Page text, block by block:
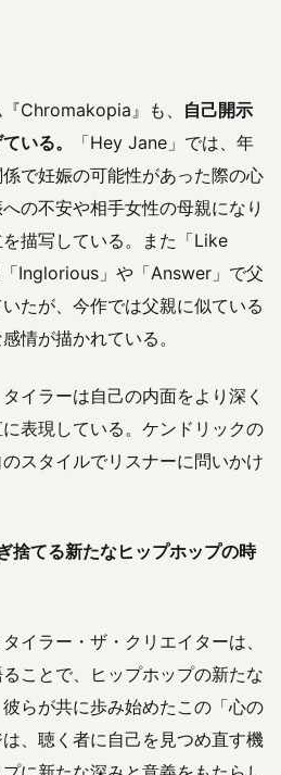
Chromakopia』も、 自己開示
いる。
「Hey Jane」では、年
で妊娠の可能性があった際の心
の不安や相手女性の母親になり
描写している。また「Like
Inglorious」や「Answer」で父
たが、今作では父親に似ている
情が描かれている。
イラーは自己の内面をより深く
表現している。ケンドリックの
スタイルでリスナーに問いかけ
捨てる新たなヒップホップの時
イラー・ザ・クリエイターは、
ことで、ヒップホップの新たな
らが共に歩み始めたこの「心の
、聴く者に自己を見つめ直す機